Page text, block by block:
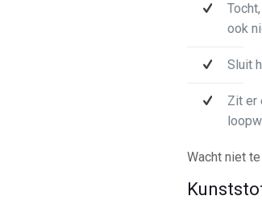
ook
Sluit
Zit er
Wacht niet